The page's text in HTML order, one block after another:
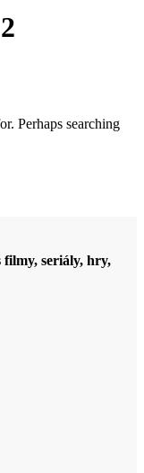
Perhaps searching
filmy, seriály, hry,